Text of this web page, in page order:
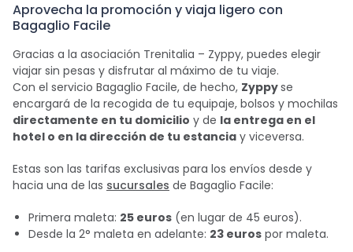
Aprovecha la promoción y viaja ligero con
Bagaglio Facile
Gracias a la asociación Trenitalia – Zyppy, puedes elegir
viajar sin pesas y disfrutar al máximo de tu viaje.
Con el servicio Bagaglio Facile, de hecho, Zyppyse
encargará de la recogida de tu equipaje, bolsos y mochilas
directamente en tu domicilio y de la entrega en el
hotel o en la dirección de tu estancia y viceversa.
Estas son las tarifas exclusivas para los envíos desde y
hacia una de las sucursales de Bagaglio Facile:
Primera maleta: 25 euros (en lugar de 45 euros).
Desde la 2° maleta en adelante: 23 euros por maleta.